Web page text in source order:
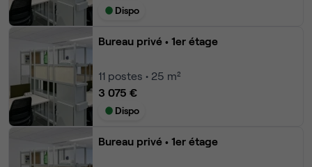
Dispo
Bureau privé • 1er étage
11 postes • 25 m²
3 075 €
Dispo
Bureau privé • 1er étage